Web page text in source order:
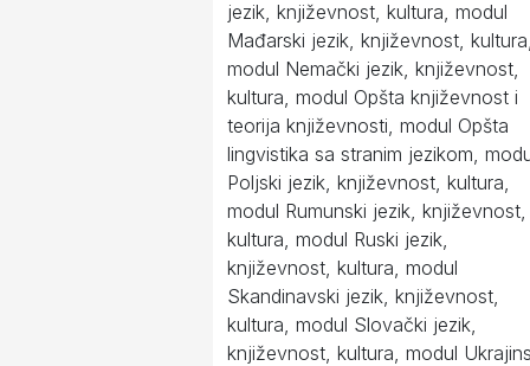
jezik, književnost, kultura, modul
Mađarski jezik, književnost,
modul Nemački jezik, književnost,
kultura, modul Opšta književnost i
teorija književnosti, modul Opšta
lingvistika sa stranim jezikom,
Poljski jezik, književnost, kultura,
modul Rumunski jezik, književnost,
kultura, modul Ruski jezik,
književnost, kultura, modul
Skandinavski jezik, književnost,
kultura, modul Slovački jezik,
književnost, kultura, modul